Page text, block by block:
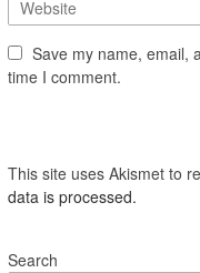
Save my name, email,
time I comment.
This site uses Akismet to
data is processed.
Search